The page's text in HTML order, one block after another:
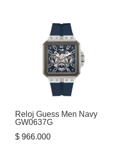
Reloj Guess Men Navy
GW0637G
$ 966.000